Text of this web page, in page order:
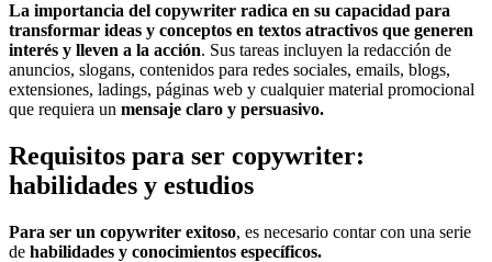
La importancia del copywriter radica en su capacidad para
transformar ideas y conceptos en textos atractivos que generen
interés y lleven a la acción. Sus tareas incluyen la redacción de
anuncios, slogans, contenidos para redes sociales, emails, blogs,
extensiones, ladings, páginas web y cualquier material promocional
que requiera un mensaje claro y persuasivo.
Requisitos para ser copywriter:
habilidades y estudios
Para ser un copywriter exitoso, es necesario contar con una serie
de habilidades y conocimientos específicos.